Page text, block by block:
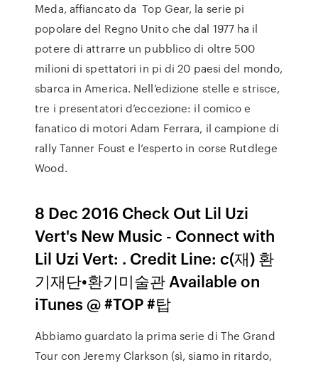
Meda, affiancato da Top Gear, la serie pi
popolare del Regno Unito che dal 1977 ha il
potere di attrarre un pubblico di oltre 500
milioni di spettatori in pi di 20 paesi del mondo,
sbarca in America. Nell’edizione stelle e strisce,
tre i presentatori d’eccezione: il comico e
fanatico di motori Adam Ferrara, il campione di
rally Tanner Foust e l’esperto in corse Rutdlege
Wood.
8 Dec 2016 Check Out Lil Uzi
Vert's New Music - Connect with
Lil Uzi Vert: . Credit Line: c(재) 환
기재단•환기미술관 Available on
iTunes @ #TOP #탑
Abbiamo guardato la prima serie di The Grand
Tour con Jeremy Clarkson (sì, siamo in ritardo,